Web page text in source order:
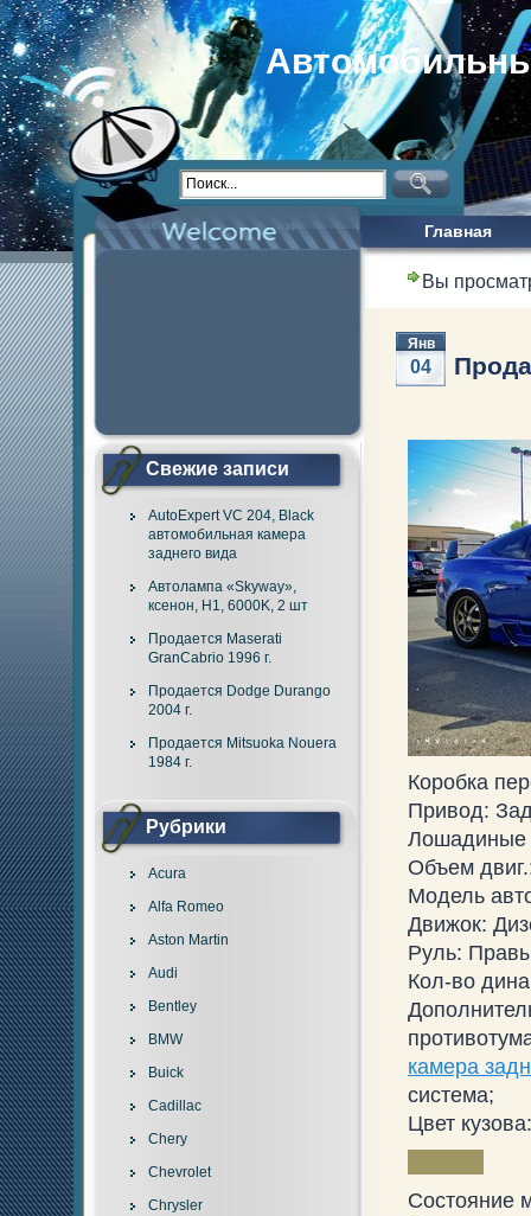
Главная
Свежие записи
AutoExpert VC 204, Black
автомобильная камера
заднего вида
Автолампа «Skyway»,
ксенон, H1, 6000K, 2 шт
Продается Maserati
GranCabrio 1996 г.
Продается Dodge Durango
2004 г.
Продается Mitsuoka Nouera
1984 г.
Рубрики
Acura
Alfa Romeo
Aston Martin
Audi
Bentley
BMW
Buick
Cadillac
Chery
Chevrolet
Chrysler
Вы
Янв
04
Коробка
Привод:
Лошадиные
Объем
Модель
Движок:
Руль:
Кол-во
камера
система;
Цвет
Состояние